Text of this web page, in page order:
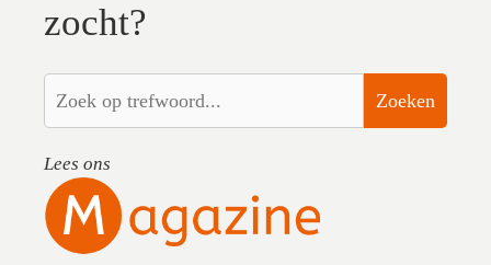
zocht?
Zoeken
Lees ons